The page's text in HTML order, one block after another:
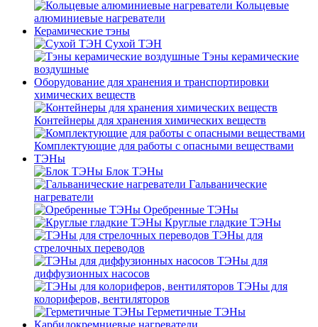
Кольцевые
алюминиевые нагреватели
Керамические тэны
Сухой ТЭН
Тэны керамические
воздушные
Оборудование для хранения и транспортировки
химических веществ
Контейнеры для хранения химических веществ
Комплектующие для работы с опасными веществами
ТЭНы
Блок ТЭНы
Гальванические
нагреватели
Оребренные ТЭНы
Круглые гладкие ТЭНы
ТЭНы для
стрелочных переводов
ТЭНы для
диффузионных насосов
ТЭНы для
колориферов, вентиляторов
Герметичные ТЭНы